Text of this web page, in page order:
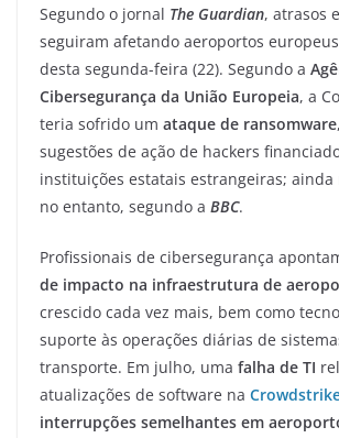
Segundo o jornal The Guardian, atrasos
seguiram afetando aeroportos
desta segunda-feira (22). Segundo a
Cibersegurança da União Europeia, a
teria sofrido um ataque de ransomware
sugestões de ação de hackers
instituições estatais estrangeiras; ainda
no entanto, segundo a BBC.
Profissionais de cibersegurança
de impacto na infraestrutura de
crescido cada vez mais, bem como
suporte às operações diárias de
transporte. Em julho, uma falha de TI
atualizações de software na
interrupções semelhantes em